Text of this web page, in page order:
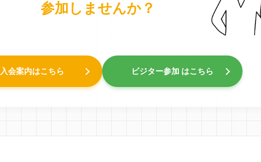
参加しませんか？
入会案内はこちら ビジター参加 はこちら